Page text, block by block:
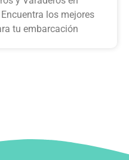
los mejores
tu embarcación